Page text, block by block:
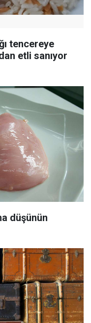
tencereye
etli sanıyor
düşünün